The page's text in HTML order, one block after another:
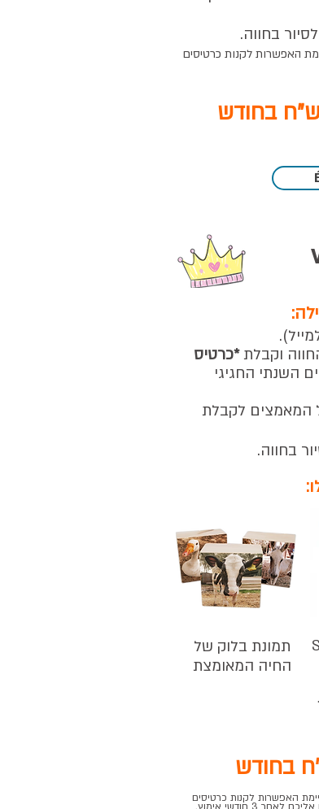
לסיור בחווה.
האפשרות לקנות כרטיסים
).
וקבלת*כרטיס
השנתי החגיגי
המאמצים לקבלת
בחווה.
תמונת בלוק של
החיה המאומצת
היא ל-4 נפשות אך קיימת האפשרות לקנות כרטיסים